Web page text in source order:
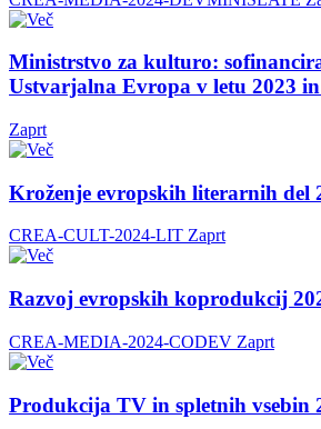
Ministrstvo za kulturo:
Ustvarjalna Evropa v letu 2023
Zaprt
Kroženje evropskih literarnih del
CREA-CULT-2024-LIT Zaprt
Razvoj evropskih koprodukcij
CREA-MEDIA-2024-CODEV Zaprt
Produkcija TV in spletnih vsebin